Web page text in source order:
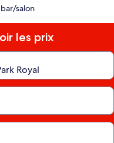
salon
les prix